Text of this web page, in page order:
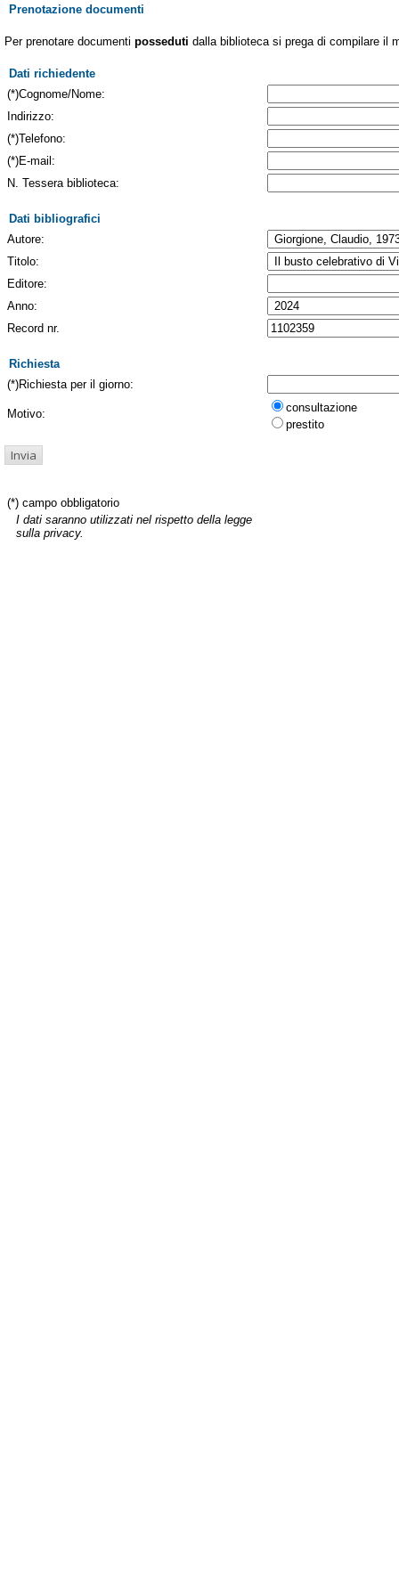
Prenotazione documenti
Per prenotare documenti posseduti dalla biblioteca si prega di compilare il
Dati richiedente
(*)Cognome/Nome:
Indirizzo:
(*)Telefono:
(*)E-mail:
N. Tessera biblioteca:
Dati bibliografici
Autore:
Titolo:
Editore:
Anno:
Record nr.
Richiesta
(*)Richiesta per il giorno:
Motivo:
consultazione
prestito
(*) campo obbligatorio
I dati saranno utilizzati nel rispetto della legge
sulla privacy.